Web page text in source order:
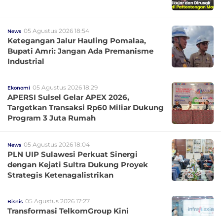
News 05 Agustus 2026 18:54
Ketegangan Jalur Hauling Pomalaa,
Bupati Amri: Jangan Ada Premanisme
Industrial
Ekonomi 05 Agustus 2026 18:29
APERSI Sulsel Gelar APEX 2026,
Targetkan Transaksi Rp60 Miliar Dukung
Program 3 Juta Rumah
News 05 Agustus 2026 18:04
PLN UIP Sulawesi Perkuat Sinergi
dengan Kejati Sultra Dukung Proyek
Strategis Ketenagalistrikan
Bisnis 05 Agustus 2026 17:27
Transformasi TelkomGroup Kini